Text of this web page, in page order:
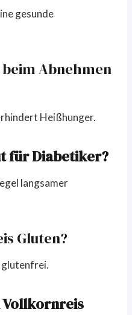
gesunde
Abnehmen
Heißhunger.
für Diabetiker?
langsamer
Gluten?
glutenfrei.